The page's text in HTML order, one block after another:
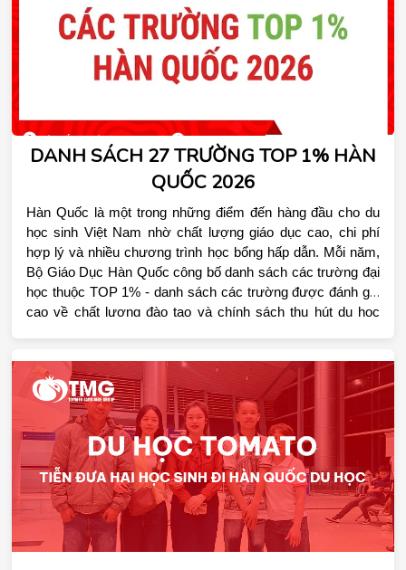
DANH SÁCH 27 TRƯỜNG TOP 1% HÀN
QUỐC 2026
Hàn Quốc là một trong những điểm đến hàng đầu cho du
học sinh Việt Nam nhờ chất lượng giáo dục cao, chi phí
hợp lý và nhiều chương trình học bổng hấp dẫn. Mỗi năm,
Bộ Giáo Dục Hàn Quốc công bố danh sách các trường đại
học thuộc TOP 1% - danh sách các trường được đánh giá
cao về chất lượng đào tạo và chính sách thu hút du học